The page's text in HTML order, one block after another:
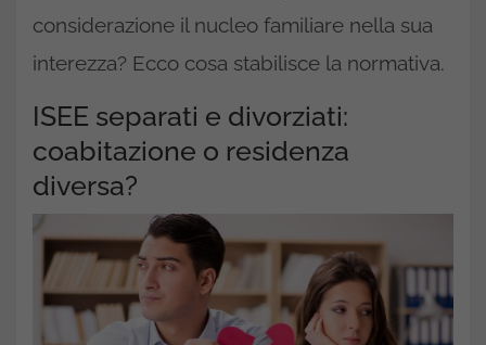
considerazione il nucleo familiare nella sua
interezza? Ecco cosa stabilisce la normativa.
ISEE separati e divorziati:
coabitazione o residenza
diversa?